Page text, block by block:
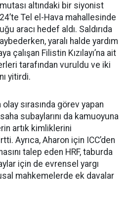
altındaki bir siyonist
Tel el-Hava mahallesinde
aracı hedef aldı. Saldırıda
yaralı halde yardım
çalışan Filistin Kızılayı’na ait
tarafından vuruldu ve iki
yitirdi.
olay sırasında görev yapan
subaylarını da kamuoyuna
artık kimliklerini
Ayrıca, Aharon için ICC’den
talep eden HRF, taburda
için de evrensel yargı
mahkemelerde ek davalar